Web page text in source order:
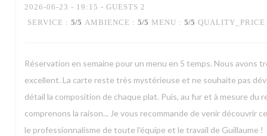
2026-06-23 - 19:15 - GUESTS 2
SERVICE : 5/5 AMBIENCE : 5/5 MENU : 5/5 QUALITY_PRICE
Réservation en semaine pour un menu en 5 temps. Nous avons
excellent. La carte reste très mystérieuse et ne souhaite pas
détail la composition de chaque plat. Puis, au fur et à mesure du
comprenons la raison... Je vous recommande de venir découvrir
le professionnalisme de toute l'équipe et le travail de Guillaume !